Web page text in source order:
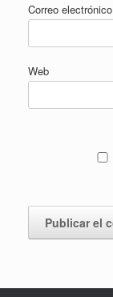
Correo electrónico
Web